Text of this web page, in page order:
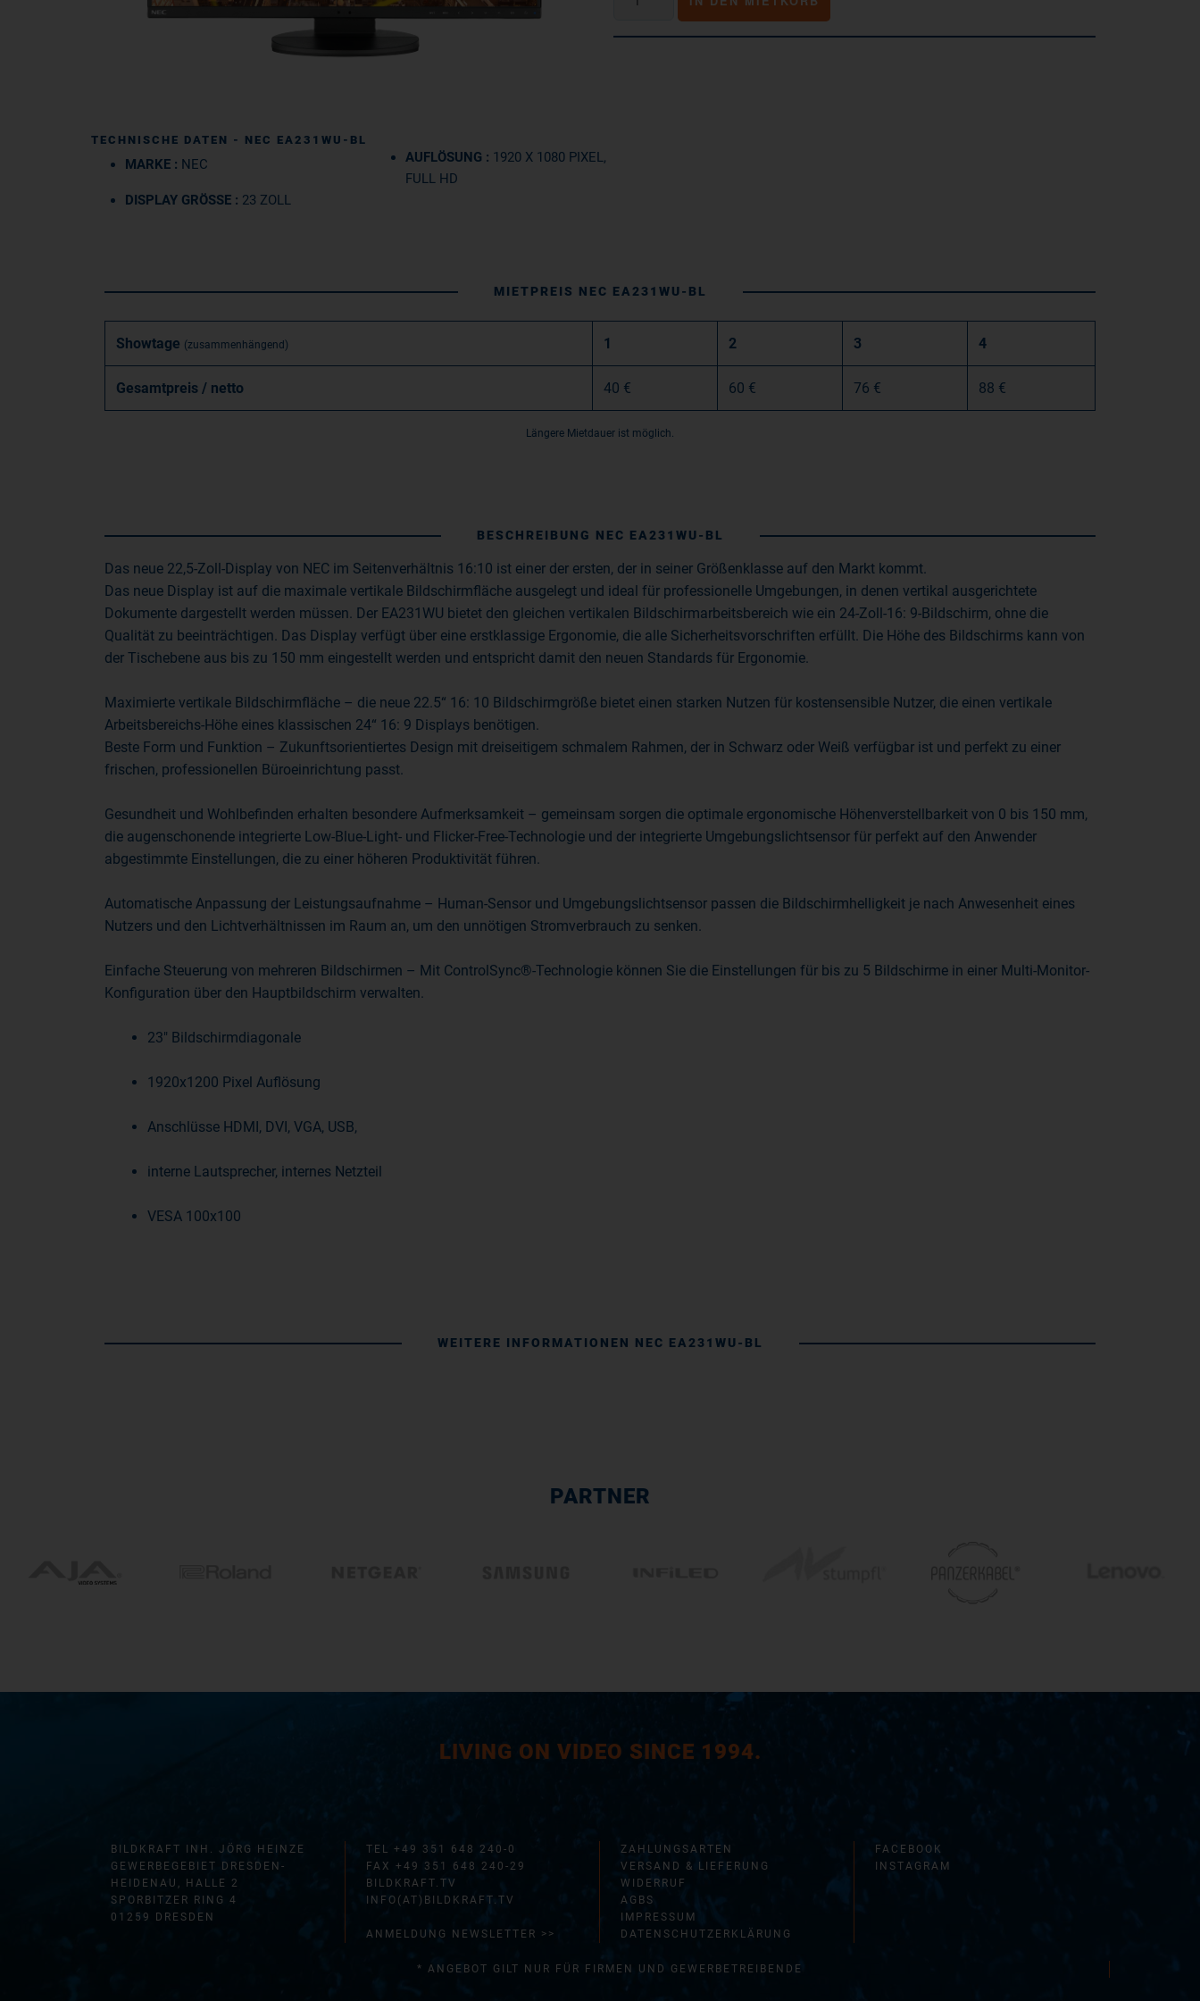
EA231WU-
BL
TECHNISCHE DATEN - NEC EA231WU-BL
MARKE : NEC AUFLÖSUNG : 1920 X 1080 PIXEL,
FULL HD
DISPLAY GRÖSSE : 23 ZOLL
MIETPREIS NEC EA231WU-BL
Showtage (zusammenhängend) 1 2 3 4
Gesamtpreis / netto 40 € 60 € 76 € 88 €
Längere Mietdauer ist möglich.
BESCHREIBUNG NEC EA231WU-BL
Das neue 22,5-Zoll-Display von NEC im Seitenverhältnis 16:10 ist einer der ersten, der in seiner Größenklasse auf den Markt kommt.
Das neue Display ist auf die maximale vertikale Bildschirmfläche ausgelegt und ideal für professionelle Umgebungen, in denen vertikal ausgerichtete
Dokumente dargestellt werden müssen. Der EA231WU bietet den gleichen vertikalen Bildschirmarbeitsbereich wie ein 24-Zoll-16: 9-Bildschirm, ohne die
Qualität zu beeinträchtigen. Das Display verfügt über eine erstklassige Ergonomie, die alle Sicherheitsvorschriften erfüllt. Die Höhe des Bildschirms kann von
der Tischebene aus bis zu 150 mm eingestellt werden und entspricht damit den neuen Standards für Ergonomie.
Maximierte vertikale Bildschirmfläche – die neue 22.5“ 16: 10 Bildschirmgröße bietet einen starken Nutzen für kostensensible Nutzer, die einen vertikale
Arbeitsbereichs-Höhe eines klassischen 24“ 16: 9 Displays benötigen.
Beste Form und Funktion – Zukunftsorientiertes Design mit dreiseitigem schmalem Rahmen, der in Schwarz oder Weiß verfügbar ist und perfekt zu einer
frischen, professionellen Büroeinrichtung passt.
Gesundheit und Wohlbefinden erhalten besondere Aufmerksamkeit – gemeinsam sorgen die optimale ergonomische Höhenverstellbarkeit von 0 bis 150 mm,
die augenschonende integrierte Low-Blue-Light- und Flicker-Free-Technologie und der integrierte Umgebungslichtsensor für perfekt auf den Anwender
abgestimmte Einstellungen, die zu einer höheren Produktivität führen.
Automatische Anpassung der Leistungsaufnahme – Human-Sensor und Umgebungslichtsensor passen die Bildschirmhelligkeit je nach Anwesenheit eines
Nutzers und den Lichtverhältnissen im Raum an, um den unnötigen Stromverbrauch zu senken.
Einfache Steuerung von mehreren Bildschirmen – Mit ControlSync®-Technologie können Sie die Einstellungen für bis zu 5 Bildschirme in einer Multi-Monitor-
Konfiguration über den Hauptbildschirm verwalten.
23" Bildschirmdiagonale
1920x1200 Pixel Auflösung
Anschlüsse HDMI, DVI, VGA, USB,
interne Lautsprecher, internes Netzteil
VESA 100x100
WEITERE INFORMATIONEN NEC EA231WU-BL
PARTNER
LIVING ON VIDEO SINCE 1994.
BILDKRAFT INH. JÖRG HEINZE
GEWERBEGEBIET DRESDEN-
HEIDENAU, HALLE 2
SPORBITZER RING 4
01259 DRESDEN
TEL +49 351 648 240-0
FAX +49 351 648 240-29
BILDKRAFT.TV
INFO(AT)BILDKRAFT.TV
ANMELDUNG NEWSLETTER >>
ZAHLUNGSARTEN
VERSAND & LIEFERUNG
WIDERRUF
AGBS
IMPRESSUM
DATENSCHUTZERKLÄRUNG
FACEBOOK
INSTAGRAM
* ANGEBOT GILT NUR FÜR FIRMEN UND GEWERBETREIBENDE